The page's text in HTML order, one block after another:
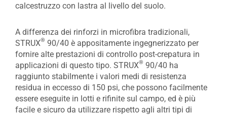
calcestruzzo con lastra al livello del suolo.
A differenza dei rinforzi in microfibra tradizionali,
STRUX® 90/40 è appositamente ingegnerizzato per
fornire alte prestazioni di controllo post-crepatura in
applicazioni di questo tipo. STRUX® 90/40 ha
raggiunto stabilmente i valori medi di resistenza
residua in eccesso di 150 psi, che possono facilmente
essere eseguite in lotti e rifinite sul campo, ed è più
facile e sicuro da utilizzare rispetto agli altri tipi di